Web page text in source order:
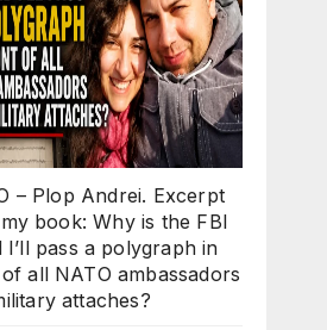
– Plop Andrei. Excerpt
book: Why is the FBI
I’ll pass a polygraph in
all NATO ambassadors
attaches?